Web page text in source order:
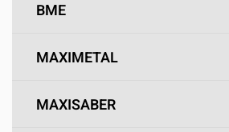
BME
MAXIMETAL
MAXISABER